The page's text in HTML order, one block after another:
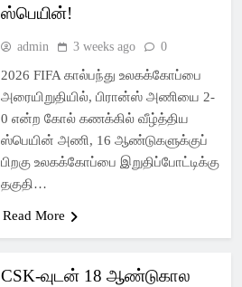
ஸ்பெயின்!
admin 3 weeks ago 0
2026 FIFA கால்பந்து உலகக்கோப்பை
அரையிறுதியில், பிரான்ஸ் அணியை 2-
0 என்ற கோல் கணக்கில் வீழ்த்திய
ஸ்பெயின் அணி, 16 ஆண்டுகளுக்குப்
பிறகு உலகக்கோப்பை இறுதிப்போட்டிக்கு
தகுதி…
Read More
CSK-வுடன் 18 ஆண்டுகால